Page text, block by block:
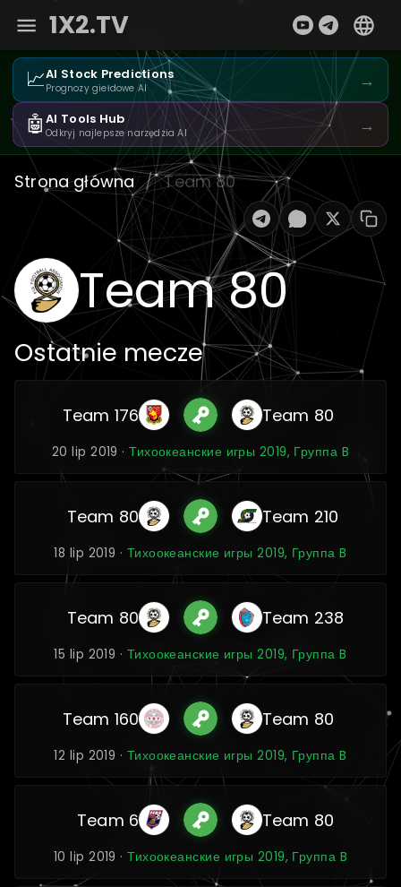
1X2.TV
📈AI Stock Predictions
Prognozy giełdowe AI →
🤖AI Tools Hub
Odkryj najlepsze narzędzia AI →
Strona główna / Team 80
Team 80
Ostatnie mecze
Team 176 Team 80
20 lip 2019 ·Тихоокеанские игры 2019, Группа B
Team 80 Team 210
18 lip 2019 · Тихоокеанские игры 2019, Группа B
Team 80 Team 238
15 lip 2019 · Тихоокеанские игры 2019, Группа B
Team 160 Team 80
12 lip 2019 · Тихоокеанские игры 2019, Группа B
Team 6 Team 80
10 lip 2019 ·Тихоокеанские игры 2019, Группа B